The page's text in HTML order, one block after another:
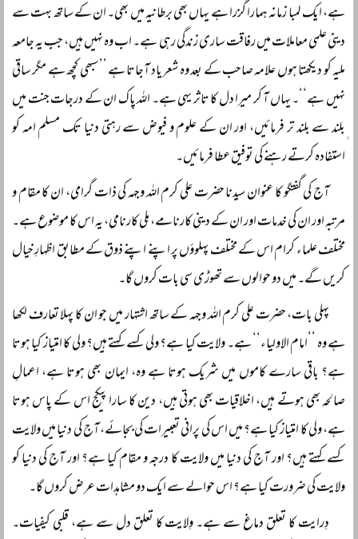
ہے، ایک لمبا زمانہ ہمارا گزرا ہے یہاں بھی برطانیہ میں بھی۔ ان کے ساتھ بہت سے
دینی علمی معاملات میں رفاقت ساری زندگی رہی ہے۔ اب وہ نہیں ہیں، جب یہ جامعہ
ملیہ کو دیکھتا ہوں علامہ صاحب کے بعد وہ شعر یاد آجاتا ہے ’’سبھی کچھ ہے مگر ساقی
نہیں ہے‘‘۔ یہاں آ کر میرا دل کا تاثر یہی ہے۔ اللہ پاک ان کے درجات جنت میں
ٖبلند سے بلند تر فرمائیں، اور ان کے علوم و فیوض سے رہتی دنیا تک مسلم امہ کو
استفادہ کرتے رہنے کی توفیق عطا فرمائیں۔
آج کی گفتگو کا عنوان سیدنا حضرت علی کرم اللہ وجہہ کی ذات گرامی، ان کا مقام و
مرتبہ اور ان کی خدمات اور ان کے دینی کارنامے، مِلی کارنامی، یہ اس کا موضوع ہے۔
مختلف علماء کرام اس کے مختلف پہلوؤں پر اپنے اپنے ذوق کے مطابق اظہارِ خیال
کریں گے۔ میں دو حوالوں سے تھوڑی سی بات کروں گا۔
پہلی بات، حضرت علی کرم اللہ وجہہ کے ساتھ اشتہار میں جو ان کا پہلا تعارف لکھا
ہے وہ ’’امام الاولیاء‘‘ ہے۔ ولایت کیا ہے؟ ولی کسے کہتے ہیں؟ ولی کا امتیاز کیا ہوتا
ہے؟ باقی سارے کاموں میں شریک ہوتا ہے وہ، ایمان بھی ہوتا ہے، اعمالِ
صالحہ بھی ہوتے ہیں، اخلاقیات بھی ہوتی ہیں، دین کا سارا پیکج اس کے پاس ہوتا
ہے، ولی کا امتیاز کیا ہے؟ میں اس کی پرانی تعبیرات کی بجائے، آج کی دنیا میں ولایت
کسے کہتے ہیں؟ اور آج کی دنیا میں ولایت کا درجہ و مقام کیا ہے؟ اور آج کی دنیا کو
ولایت کی ضرورت کیا ہے؟ اس حوالے سے ایک دو مشاہدات عرض کروں گا۔
دِرایت کا تعلق دماغ سے ہے۔ وِلایت کا تعلق دل سے ہے، قلبی کیفیات۔